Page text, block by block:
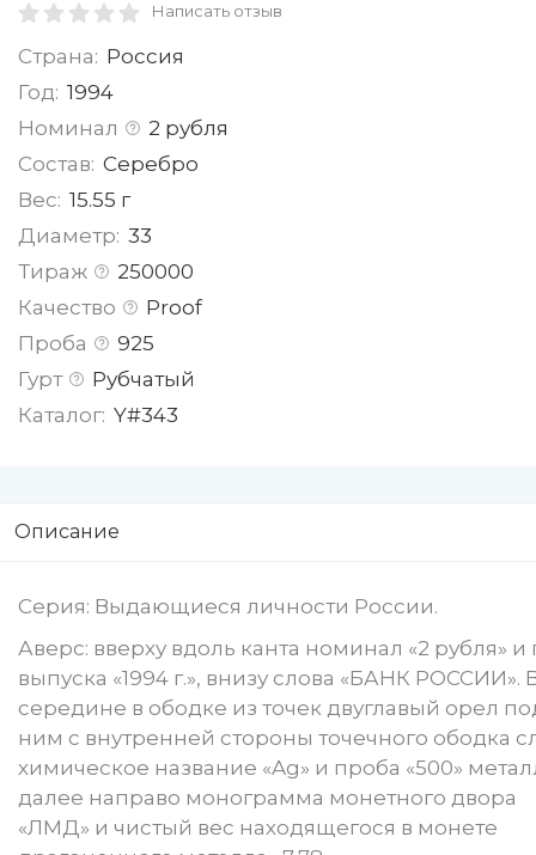
Написать отзыв
Страна: Россия
Год: 1994
Номинал
2 рубля
Состав: Серебро
Вес: 15.55 г
Диаметр: 33
Тираж
250000
Качество
Proof
Проба
925
Гурт
Рубчатый
Каталог: Y#343
Описание
Серия: Выдающиеся личности России.
Аверс: вверху вдоль канта номинал «2 рубля» и
выпуска «1994 г.», внизу слова «БАНК РОССИИ».
середине в ободке из точек двуглавый орел
ним с внутренней стороны точечного ободка
химическое название «Ag» и проба «500»
далее направо монограмма монетного двора
«ЛМД» и чистый вес находящегося в монете